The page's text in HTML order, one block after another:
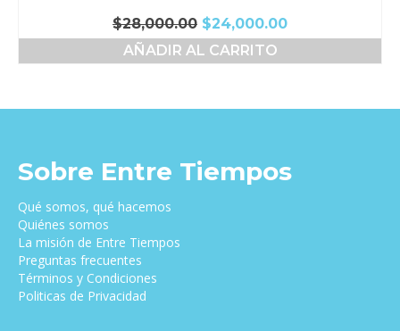
$28,000.00 El
precio
original
$24,000.00El
precio
AÑADIR AL CARRITO
Sobre Entre Tiempos
Qué somos, qué hacemos
Quiénes somos
La misión de Entre Tiempos
Preguntas frecuentes
Términos y Condiciones
Politicas de Privacidad